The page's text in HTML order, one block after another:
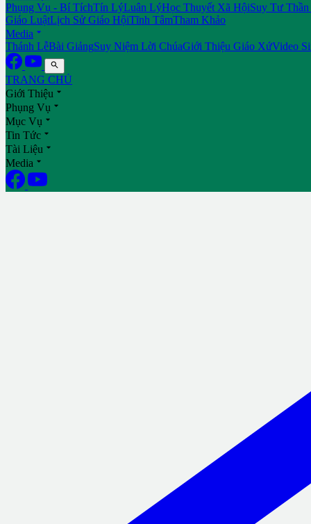
Phụng Vụ - Bí TíchTín LýLuân LýHọc Thuyết Xã HộiSuy Tư
Giáo LuậtLịch Sử Giáo HộiTĩnh TâmTham Khảo
Media 
Thánh LễBài GiảngSuy Niệm Lời ChúaGiới Thiệu Giáo XứVideo

TRANG CHỦ
Giới Thiệu 
Phụng Vụ 
Mục Vụ 
Tin Tức 
Tài Liệu 
Media 